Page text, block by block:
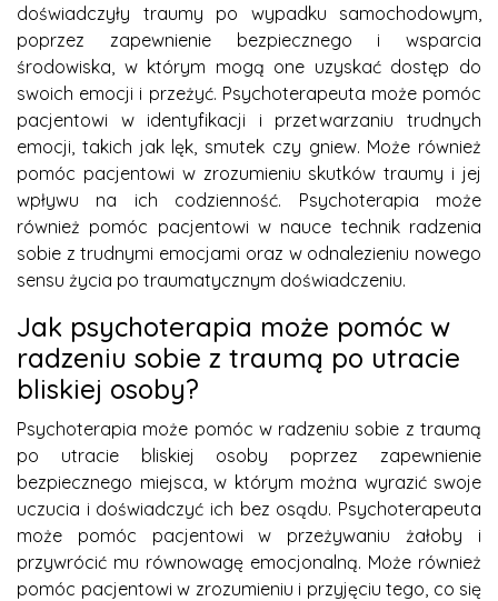
doświadczyły traumy po wypadku samochodowym,
poprzez zapewnienie bezpiecznego i wsparcia
środowiska, w którym mogą one uzyskać dostęp do
swoich emocji i przeżyć. Psychoterapeuta może pomóc
pacjentowi w identyfikacji i przetwarzaniu trudnych
emocji, takich jak lęk, smutek czy gniew. Może również
pomóc pacjentowi w zrozumieniu skutków traumy i jej
wpływu na ich codzienność. Psychoterapia może
również pomóc pacjentowi w nauce technik radzenia
sobie z trudnymi emocjami oraz w odnalezieniu nowego
sensu życia po traumatycznym doświadczeniu.
Jak psychoterapia może pomóc w
radzeniu sobie z traumą po utracie
bliskiej osoby?
Psychoterapia może pomóc w radzeniu sobie z traumą
po utracie bliskiej osoby poprzez zapewnienie
bezpiecznego miejsca, w którym można wyrazić swoje
uczucia i doświadczyć ich bez osądu. Psychoterapeuta
może pomóc pacjentowi w przeżywaniu żałoby i
przywrócić mu równowagę emocjonalną. Może również
pomóc pacjentowi w zrozumieniu i przyjęciu tego, co się